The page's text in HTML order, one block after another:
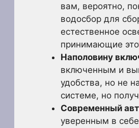
вам, вероятно,
водосбор для
естественное
принимающие
Наполовину
включенным и
удобства, но не
системе, но
Современный
уверенным в